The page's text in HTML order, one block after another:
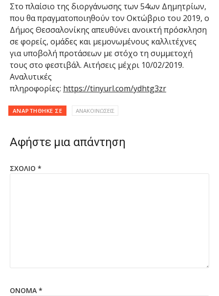
Στο πλαίσιο της διοργάνωσης των 54ων Δημητρίων,
που θα πραγματοποιηθούν τον Οκτώβριο του 2019, ο
Δήμος Θεσσαλονίκης απευθύνει ανοικτή πρόσκληση
σε φορείς, ομάδες και μεμονωμένους καλλιτέχνες
για υποβολή προτάσεων με στόχο τη συμμετοχή
τους στο φεστιβάλ. Αιτήσεις μέχρι 10/02/2019.
Αναλυτικές
πληροφορίες: https://tinyurl.com/ydhtg3zr
ΑΝΑΡΤΉΘΗΚΕ ΣΕ ΑΝΑΚΟΙΝΩΣΕΙΣ
Αφήστε μια απάντηση
ΣΧΌΛΙΟ *
ΌΝΟΜΑ *